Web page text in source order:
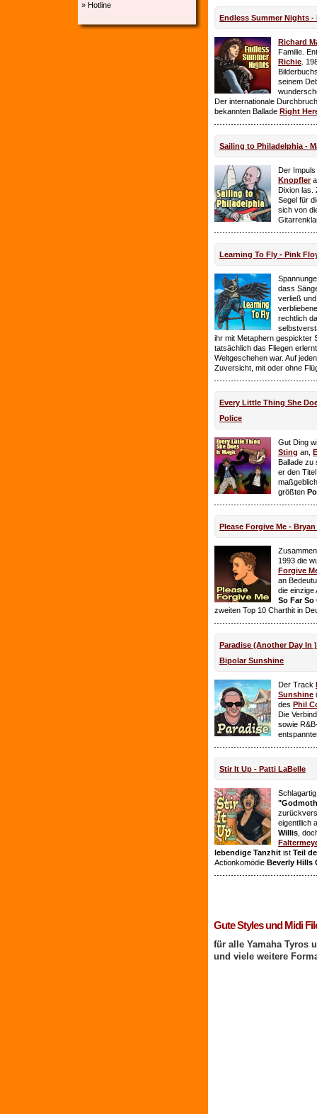
» Hotline
Endless Summer Nights -
Richard
Familie.
Richie .
seinem
Der internationale
bekannten Ballade Right
Sailing to Philadelphia -
Der
Knopfler
Dixion las.
Segel für
sich von
Learning To Fly - Pink
dass
verließ
rechtlich
ihr mit Metaphern gespickter
tatsächlich das Fliegen
Weltgeschehen war. Auf
Zuversicht, mit oder ohne
Every Little Thing She
Police
Gut Ding
Sting an,
Ballade zu
er den
größten
Please Forgive Me -
1993 die
Forgive
an
die einzige
So Far So
zweiten Top 10 Charthit in
Paradise (Another Day In
Bipolar Sunshine
Der Track
Sunshine
des Phil
Die
sowie
Stir It Up - Patti LaBelle
eigentllich
Willis ,
lebendige Tanzhit ist Teil
Actionkomödie Beverly Hills
Gute Styles und Midi
für alle Yamaha Tyros
und viele weitere